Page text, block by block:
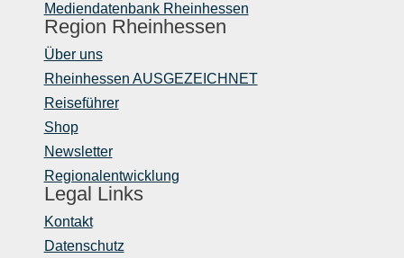
Mediendatenbank Rheinhessen
Region Rheinhessen
Über uns
Rheinhessen AUSGEZEICHNET
Reiseführer
Shop
Newsletter
Regionalentwicklung
Legal Links
Kontakt
Datenschutz